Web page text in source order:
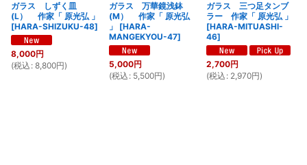
ガラス しずく皿
(L） 作家「 原光弘 」
[HARA-SHIZUKU-48]
8,000円
(税込 : 8,800円)
ガラス 万華鏡浅鉢
(M） 作家「 原光弘
」
[HARA-
MANGEKYOU-47]
5,000円
(税込 : 5,500円)
ガラス 三つ足タンブ
ラー 作家「 原光弘 」
[HARA-MITUASHI-
46]
2,700円
(税込 : 2,970円)